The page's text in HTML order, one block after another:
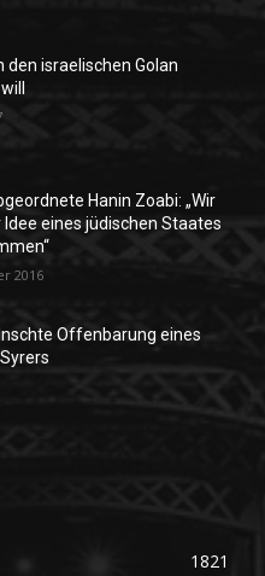
den israelischen Golan
Hanin Zoabi: „Wir
Idee eines jüdischen Staates
2016
Offenbarung eines
1821